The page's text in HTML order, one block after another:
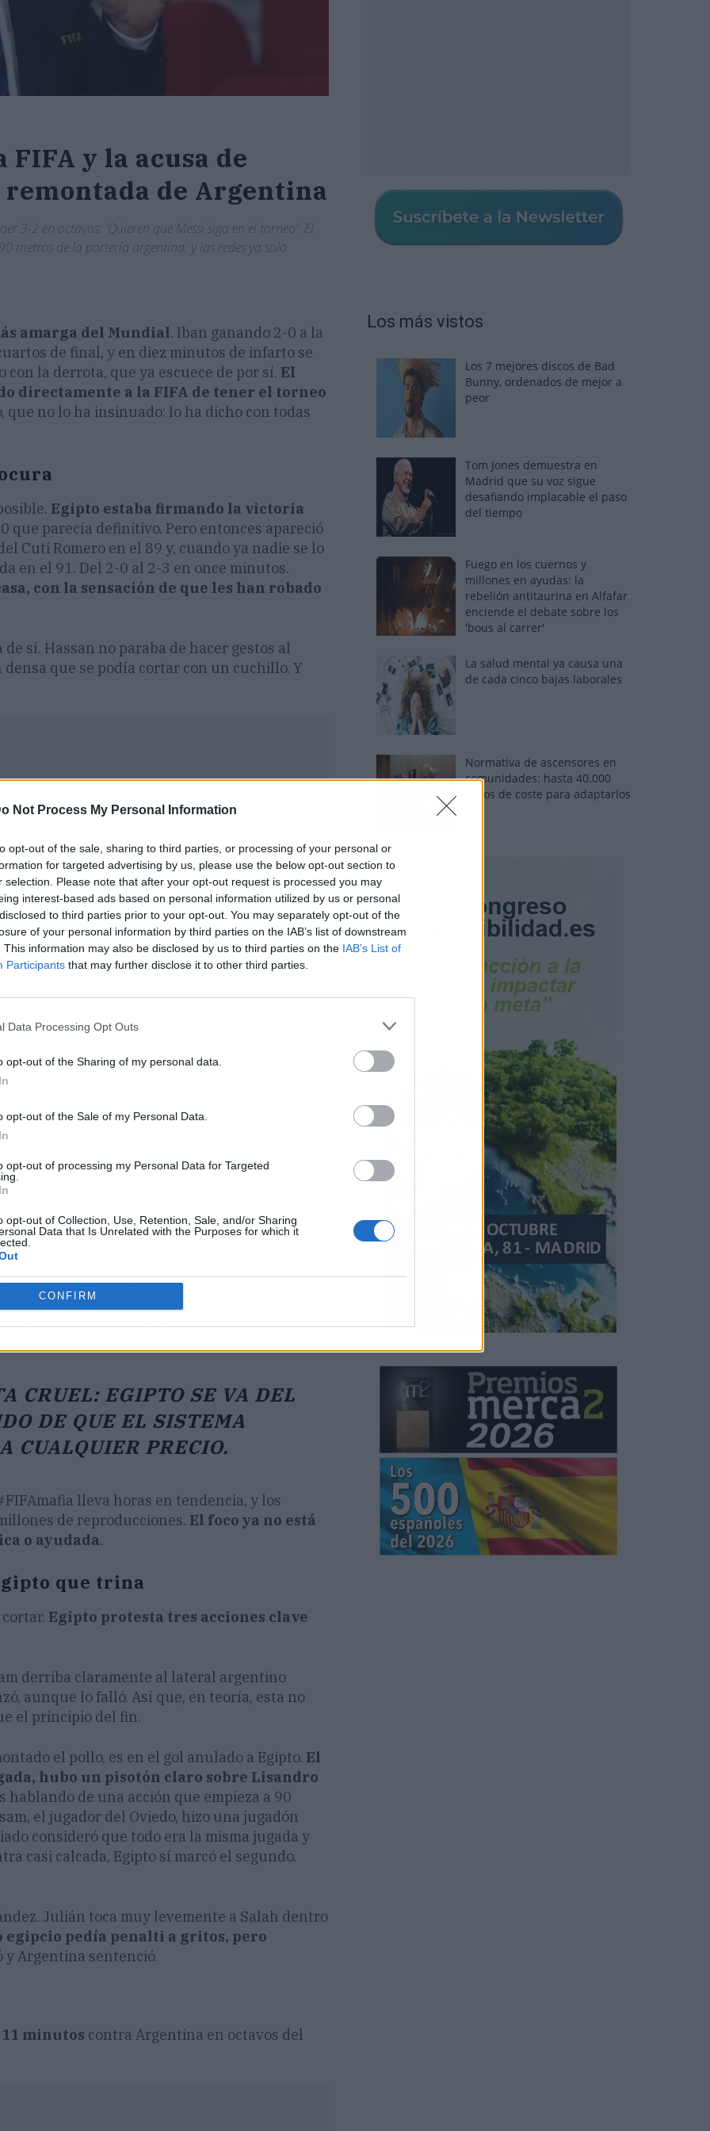
Not Process My Personal Information
opt-out of the sale, sharing to third parties, or processing of your personal or
for targeted advertising by us, please use the below opt-out section to
selection. Please note that after your opt-out request is processed you may
interest-based ads based on personal information utilized by us or personal
to third parties prior to your opt-out. You may separately opt-out of the
of your personal information by third parties on the IAB’s list of downstream
This information may also be disclosed by us to third parties on the IAB’s List of
Participants that may further disclose it to other third parties.
Data Processing Opt Outs
opt-out of the Sharing of my personal data.
opt-out of the Sale of my Personal Data.
opt-out of processing my Personal Data for Targeted
opt-out of Collection, Use, Retention, Sale, and/or Sharing
Data that Is Unrelated with the Purposes for which it
CONFIRM
y la acusa de
de Argentina
3-2 en octavos: 'Quieren que Messi siga en el torneo'. El
metros de la portería argentina, y las redes ya solo
amarga del Mundial. Iban ganando 2-0 a la
de final, y en diez minutos de infarto se
la derrota, que ya escuece de por sí. El
directamente a la FIFA de tener el torneo
que no lo ha insinuado: lo ha dicho con todas
Egipto estaba firmando la victoria
que parecía definitivo. Pero entonces apareció
Cuti Romero en el 89 y, cuando ya nadie se lo
en el 91. Del 2-0 al 2-3 en once minutos.
con la sensación de que les han robado
sí. Hassan no paraba de hacer gestos al
que se podía cortar con un cuchillo. Y
arde todo
que Messi siga en el torneo". Así, sin
a favor de los campeones del
un jugador enfadado por una decisión
al organizador del torneo. En la
no cerramos la boca.
CRUEL: EGIPTO SE VA DEL
DE QUE EL SISTEMA
CUALQUIER PRECIO.
lleva horas en tendencia, y los
de reproducciones. El foco ya no está
o ayudada.
que trina
Egipto protesta tres acciones clave
derriba claramente al lateral argentino
aunque lo falló. Así que, en teoría, esta no
el principio del fin.
el pollo, es en el gol anulado a Egipto. El
hubo un pisotón claro sobre Lisandro
hablando de una acción que empieza a 90
el jugador del Oviedo, hizo una jugadón
consideró que todo era la misma jugada y
casi calcada, Egipto sí marcó el segundo.
Julián toca muy levemente a Salah dentro
egipcio pedía penalti a gritos, pero
y Argentina sentenció.
minutos contra Argentina en octavos del
Los más vistos
Los 7 mejores discos de Bad
Bunny, ordenados de mejor a
peor
Tom Jones demuestra en
Madrid que su voz sigue
desafiando implacable el paso
del tiempo
Fuego en los cuernos y
millones en ayudas: la
rebelión antitaurina en Alfafar
enciende el debate sobre los
'bous al carrer'
La salud mental ya causa una
de cada cinco bajas laborales
Normativa de ascensores en
comunidades: hasta 40.000
euros de coste para adaptarlos